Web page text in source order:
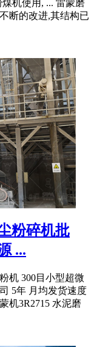
机使用, ... 雷蒙磨
断的改进,其结构已
粉碎机批
...
机 300目小型超微
5年 月均发货速度
机3R2715 水泥磨